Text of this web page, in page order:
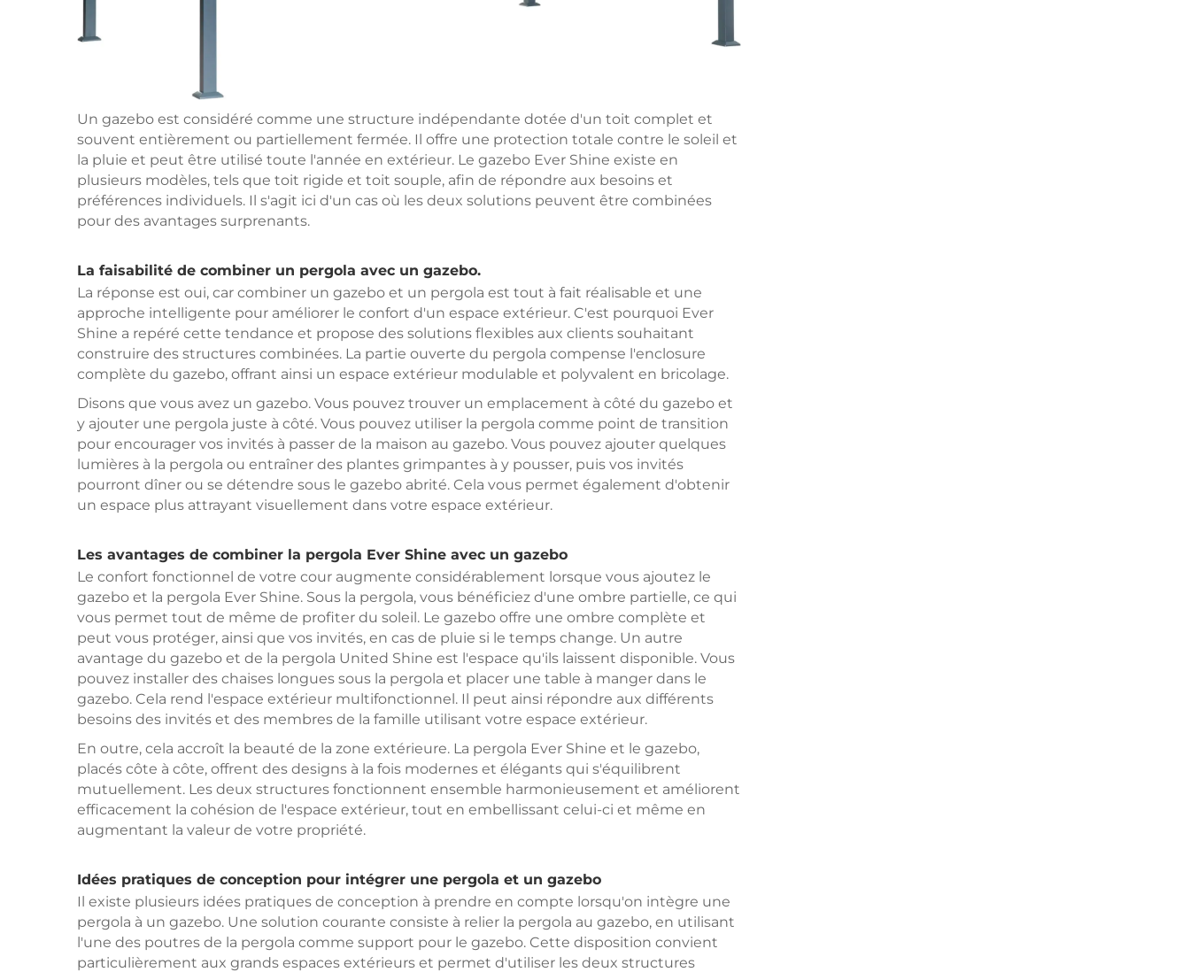
Un gazebo est considéré comme une structure indépendante dotée d'un toit complet et
souvent entièrement ou partiellement fermée. Il offre une protection totale contre le soleil et
la pluie et peut être utilisé toute l'année en extérieur. Le gazebo Ever Shine existe en
plusieurs modèles, tels que toit rigide et toit souple, afin de répondre aux besoins et
préférences individuels. Il s'agit ici d'un cas où les deux solutions peuvent être combinées
pour des avantages surprenants.
La faisabilité de combiner un pergola avec un gazebo.
La réponse est oui, car combiner un gazebo et un pergola est tout à fait réalisable et une
approche intelligente pour améliorer le confort d'un espace extérieur. C'est pourquoi Ever
Shine a repéré cette tendance et propose des solutions flexibles aux clients souhaitant
construire des structures combinées. La partie ouverte du pergola compense l'enclosure
complète du gazebo, offrant ainsi un espace extérieur modulable et polyvalent en bricolage.
Disons que vous avez un gazebo. Vous pouvez trouver un emplacement à côté du gazebo et
y ajouter une pergola juste à côté. Vous pouvez utiliser la pergola comme point de transition
pour encourager vos invités à passer de la maison au gazebo. Vous pouvez ajouter quelques
lumières à la pergola ou entraîner des plantes grimpantes à y pousser, puis vos invités
pourront dîner ou se détendre sous le gazebo abrité. Cela vous permet également d'obtenir
un espace plus attrayant visuellement dans votre espace extérieur.
Les avantages de combiner la pergola Ever Shine avec un gazebo
Le confort fonctionnel de votre cour augmente considérablement lorsque vous ajoutez le
gazebo et la pergola Ever Shine. Sous la pergola, vous bénéficiez d'une ombre partielle, ce qui
vous permet tout de même de profiter du soleil. Le gazebo offre une ombre complète et
peut vous protéger, ainsi que vos invités, en cas de pluie si le temps change. Un autre
avantage du gazebo et de la pergola United Shine est l'espace qu'ils laissent disponible. Vous
pouvez installer des chaises longues sous la pergola et placer une table à manger dans le
gazebo. Cela rend l'espace extérieur multifonctionnel. Il peut ainsi répondre aux différents
besoins des invités et des membres de la famille utilisant votre espace extérieur.
En outre, cela accroît la beauté de la zone extérieure. La pergola Ever Shine et le gazebo,
placés côte à côte, offrent des designs à la fois modernes et élégants qui s'équilibrent
mutuellement. Les deux structures fonctionnent ensemble harmonieusement et améliorent
efficacement la cohésion de l'espace extérieur, tout en embellissant celui-ci et même en
augmentant la valeur de votre propriété.
Idées pratiques de conception pour intégrer une pergola et un gazebo
Il existe plusieurs idées pratiques de conception à prendre en compte lorsqu'on intègre une
pergola à un gazebo. Une solution courante consiste à relier la pergola au gazebo, en utilisant
l'une des poutres de la pergola comme support pour le gazebo. Cette disposition convient
particulièrement aux grands espaces extérieurs et permet d'utiliser les deux structures